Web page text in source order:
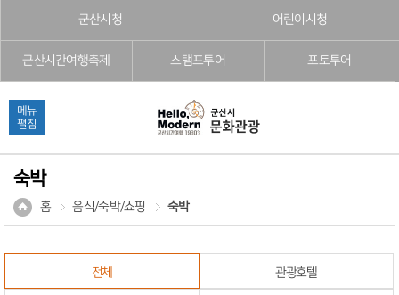
군산시청 어린이시청
군산시간여행축제 스탬프투어 포토투어
메뉴
펼침
숙박
홈 음식/숙박/쇼핑 숙박
전체 관광호텔